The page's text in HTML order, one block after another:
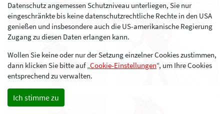
Datenschutz angemessen Schutzniveau unterliegen, Sie nur
eingeschränkte bis keine datenschutzrechtliche Rechte in den USA
genießen und insbesondere auch die US-amerikanische Regierung
Zugang zu diesen Daten erlangen kann.
Wollen Sie keine oder nur der Setzung einzelner Cookies zustimmen,
dann klicken Sie bitte auf „Cookie-Einstellungen“, um Ihre Cookies
entsprechend zu verwalten.
Ich stimme zu